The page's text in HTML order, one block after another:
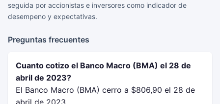
seguida por accionistas e inversores como indicador de
desempeno y expectativas.
Preguntas frecuentes
Cuanto cotizo el Banco Macro (BMA) el 28 de
abril de 2023?
El Banco Macro (BMA) cerro a $806,90 el 28 de
abril de 2023.